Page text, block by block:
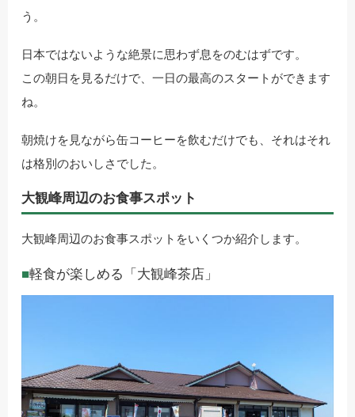
う。
日本ではないような絶景に思わず息をのむはずです。
この朝日を見るだけで、一日の最高のスタートができます
ね。
朝焼けを見ながら缶コーヒーを飲むだけでも、それはそれ
は格別のおいしさでした。
大観峰周辺のお食事スポット
大観峰周辺のお食事スポットをいくつか紹介します。
軽食が楽しめる「大観峰茶店」